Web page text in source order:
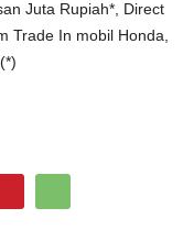
Juta Rupiah*, Direct
Trade In mobil Honda,